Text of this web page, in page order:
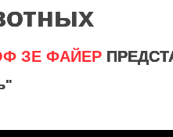
ЗЕ ФАЙЕР